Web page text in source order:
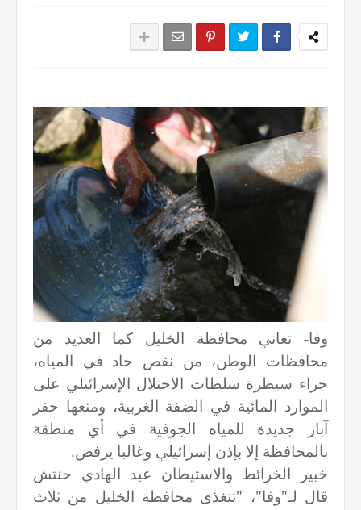
وفا- تعاني محافظة الخليل كما العديد من
محافظات الوطن، من نقص حاد في المياه،
جراء سيطرة سلطات الاحتلال الإسرائيلي على
الموارد المائية في الضفة الغربية، ومنعها حفر
آبار جديدة للمياه الجوفية في أي منطقة
بالمحافظة إلا بإذن إسرائيلي وغالبا يرفض.
خبير الخرائط والاستيطان عبد الهادي حنتش
قال لـ"وفا"، "تتغذى محافظة الخليل من ثلاث